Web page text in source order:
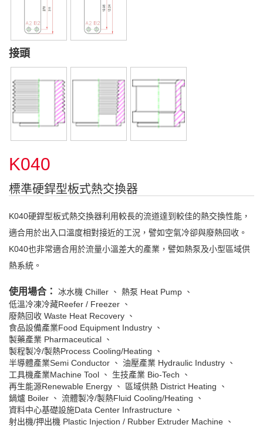
接頭
K040
標準硬銲型板式熱交換器
K040硬銲型板式熱交換器利用較長的流道達到較佳的熱交換性能，
適合用於出入口溫度相對接近的工況，譬如空氣冷卻與廢熱回收。
K040也非常適合用於流量小溫差大的產業，譬如熱泵及小型區域供
熱系統。
使用場合： 冰水機 Chiller
熱泵 Heat Pump
低溫冷凍冷藏Reefer / Freezer
廢熱回收 Waste Heat Recovery
食品設備產業Food Equipment Industry
製藥產業 Pharmaceutical
製程製冷/製熱Process Cooling/Heating
半導體產業Semi Conductor
油壓產業 Hydraulic Industry
工具機產業Machine Tool
生技產業 Bio-Tech
再生能源Renewable Energy
區域供熱 District Heating
鍋爐 Boiler
流體製冷/製熱Fluid Cooling/Heating
資料中心基礎設施Data Center Infrastructure
射出機/押出機 Plastic Injection / Rubber Extruder Machine